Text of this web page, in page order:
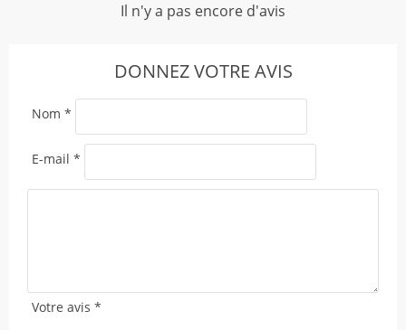
Il n'y a pas encore d'avis
DONNEZ VOTRE AVIS
Votre avis *
Nom *
E-mail *